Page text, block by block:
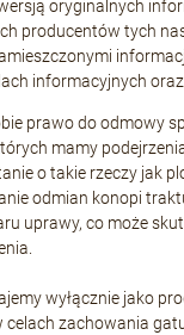
oryginalnych
producentów tych
informacyjnych
prawo do odmowy
mamy
o takie rzeczy jak
odmian konopi
uprawy, co może
wyłącznie jako
celach zachowania